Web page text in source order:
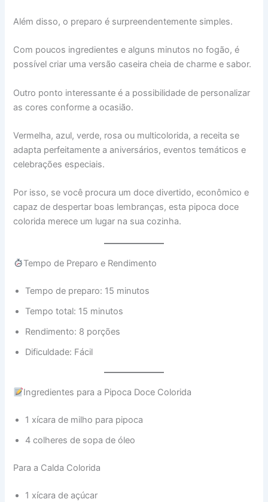
Além disso, o preparo é surpreendentemente simples.
Com poucos ingredientes e alguns minutos no fogão, é
possível criar uma versão caseira cheia de charme e sabor.
Outro ponto interessante é a possibilidade de personalizar
as cores conforme a ocasião.
Vermelha, azul, verde, rosa ou multicolorida, a receita se
adapta perfeitamente a aniversários, eventos temáticos e
celebrações especiais.
Por isso, se você procura um doce divertido, econômico e
capaz de despertar boas lembranças, esta pipoca doce
colorida merece um lugar na sua cozinha.
Tempo de Preparo e Rendimento
Tempo de preparo: 15 minutos
Tempo total: 15 minutos
Rendimento: 8 porções
Dificuldade: Fácil
Ingredientes para a Pipoca Doce Colorida
1 xícara de milho para pipoca
4 colheres de sopa de óleo
Para a Calda Colorida
1 xícara de açúcar